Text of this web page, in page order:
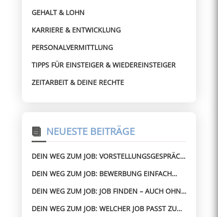
GEHALT & LOHN
KARRIERE & ENTWICKLUNG
PERSONALVERMITTLUNG
TIPPS FÜR EINSTEIGER & WIEDEREINSTEIGER
ZEITARBEIT & DEINE RECHTE
NEUESTE BEITRÄGE
DEIN WEG ZUM JOB: VORSTELLUNGSGESPRÄCH
DEIN WEG ZUM JOB: BEWERBUNG EINFACH
DEIN WEG ZUM JOB: JOB FINDEN – AUCH OHNE
DEIN WEG ZUM JOB: WELCHER JOB PASST ZU